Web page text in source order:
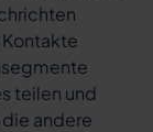
teilen und
andere